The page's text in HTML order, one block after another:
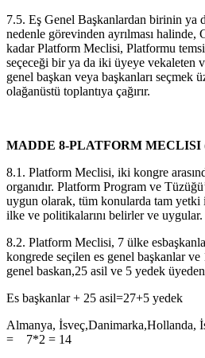
7.5. Eş Genel Başkanlardan birinin ya
nedenle görevinden ayrılması halinde,
kadar Platform Meclisi, Platformu
seçeceği bir ya da iki üyeye vekaleten
genel başkan veya başkanları seçmek
olağanüstü toplantıya çağırır.
MADDE 8-PLATFORM MECLISI
8.1. Platform Meclisi, iki kongre
organıdır. Platform Program ve
uygun olarak, tüm konularda tam yetki
ilke ve politikalarını belirler ve uygular.
8.2. Platform Meclisi, 7 ülke
kongrede seçilen es genel başkanlar
genel baskan,25 asil ve 5 yedek
Es başkanlar + 25 asil=27+5 yedek
Almanya, İsveç,Danimarka,Hollanda,
= 7*2 = 14